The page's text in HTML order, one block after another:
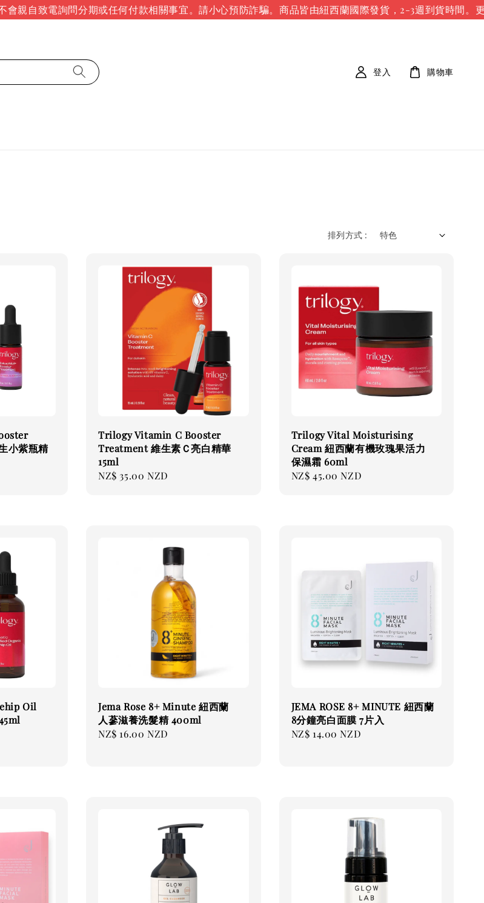
致電詢問分期或任何付款相關事宜。請小心預防詐騙。商品皆由紐西蘭國際發貨，2-3週到貨時間。更多
登入 購物車
排列方式 :
小紫瓶精
Trilogy Vitamin C Booster
Treatment 維生素Ｃ亮白精華
15ml
Regular
NZ$ 35.00 NZD
Trilogy Vital Moisturising
Cream 紐西蘭有機玫瑰果活力
保濕霜 60ml
Regular
NZ$ 45.00 NZD
Oil
Jema Rose 8+ Minute 紐西蘭
人蔘滋養洗髮精 400ml
Regular
NZ$ 16.00 NZD
JEMA ROSE 8+ MINUTE 紐西蘭
8分鐘亮白面膜 7片入
Regular
NZ$ 14.00 NZD